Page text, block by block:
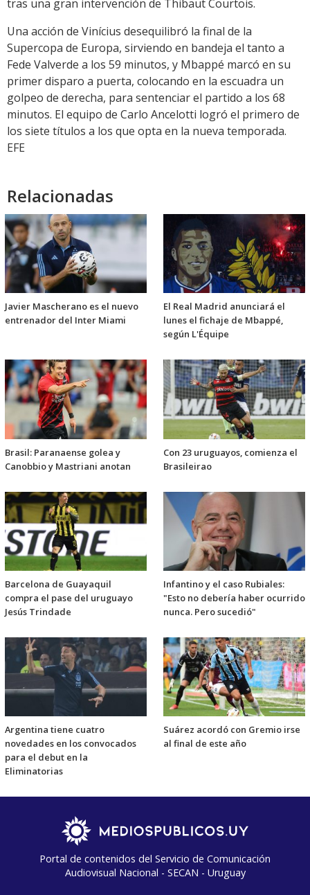
tras una gran intervención de Thibaut Courtois.
Una acción de Vinícius desequilibró la final de la
Supercopa de Europa, sirviendo en bandeja el tanto a
Fede Valverde a los 59 minutos, y Mbappé marcó en su
primer disparo a puerta, colocando en la escuadra un
golpeo de derecha, para sentenciar el partido a los 68
minutos. El equipo de Carlo Ancelotti logró el primero de
los siete títulos a los que opta en la nueva temporada.
EFE
Relacionadas
Javier Mascherano es el nuevo
entrenador del Inter Miami
El Real Madrid anunciará el
lunes el fichaje de Mbappé,
según L'Équipe
Brasil: Paranaense golea y
Canobbio y Mastriani anotan
Con 23 uruguayos, comienza el
Brasileirao
Barcelona de Guayaquil
compra el pase del uruguayo
Jesús Trindade
Infantino y el caso Rubiales:
"Esto no debería haber ocurrido
nunca. Pero sucedió"
Argentina tiene cuatro
novedades en los convocados
para el debut en la
Eliminatorias
Suárez acordó con Gremio irse
al final de este año
Portal de contenidos del Servicio de Comunicación
Audiovisual Nacional - SECAN - Uruguay